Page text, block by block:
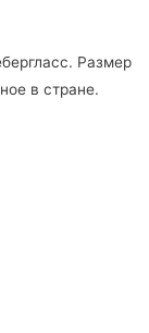
Размер
в стране.